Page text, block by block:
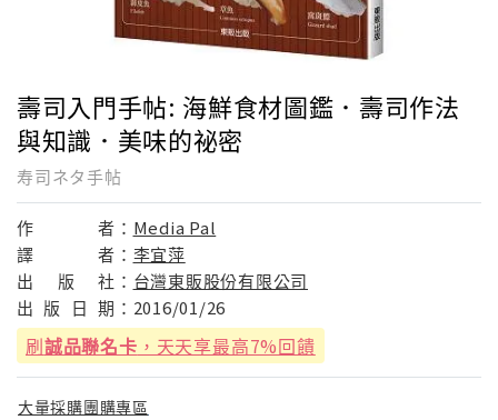
壽司入門手帖: 海鮮食材圖鑑．壽司作法
與知識．美味的祕密
寿司ネタ手帖
作 者： Media Pal
譯
者： 李宜萍
出
版 社： 台灣東販股份有限公司
出 版 日 期： 2016/01/26
刷誠品聯名卡 ，天天享最高7%回饋
大量採購團購專區